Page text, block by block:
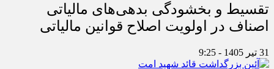
تقسیط و بخشودگی بدهی‌های مالیاتی
اصناف در اولویت اصلاح قوانین مالیاتی
31 تیر 1405 - 9:25